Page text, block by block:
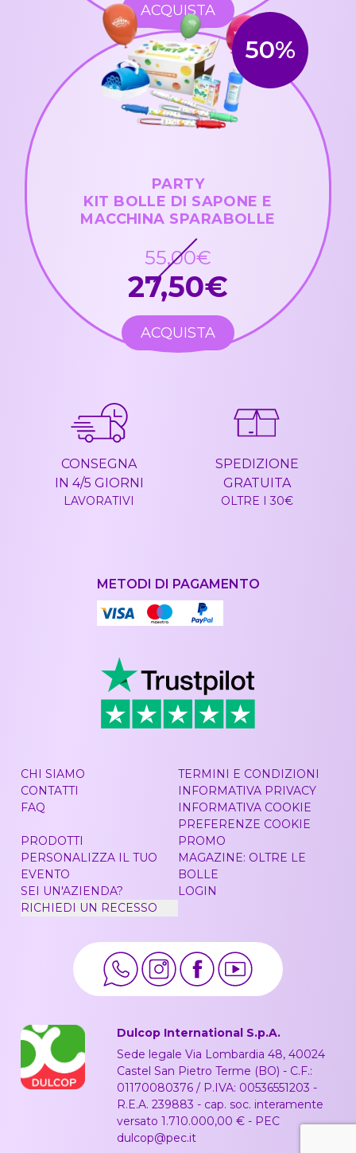
ACQUISTA
50%
PARTY
KIT BOLLE DI SAPONE E
MACCHINA SPARABOLLE
55,00€
27,50€
ACQUISTA
CONSEGNA
IN 4/5 GIORNI
LAVORATIVI
SPEDIZIONE
GRATUITA
OLTRE I 30€
METODI DI PAGAMENTO
CHI SIAMO
CONTATTI
FAQ
TERMINI E CONDIZIONI
INFORMATIVA PRIVACY
INFORMATIVA COOKIE
PREFERENZE COOKIE
PRODOTTI
PERSONALIZZA IL TUO
EVENTO
SEI UN'AZIENDA?
RICHIEDI UN RECESSO
PROMO
MAGAZINE: OLTRE LE
BOLLE
LOGIN
Dulcop International S.p.A.
Sede legale Via Lombardia 48, 40024
Castel San Pietro Terme (BO) - C.F.:
01170080376 / P.IVA: 00536551203 -
R.E.A. 239883 - cap. soc. interamente
versato 1.710.000,00 € - PEC
dulcop@pec.it